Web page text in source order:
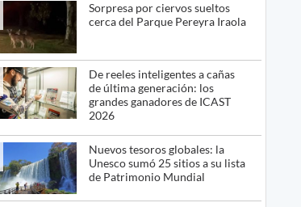
Sorpresa por ciervos sueltos
cerca del Parque Pereyra Iraola
De reeles inteligentes a cañas
de última generación: los
grandes ganadores de ICAST
2026
Nuevos tesoros globales: la
Unesco sumó 25 sitios a su lista
de Patrimonio Mundial